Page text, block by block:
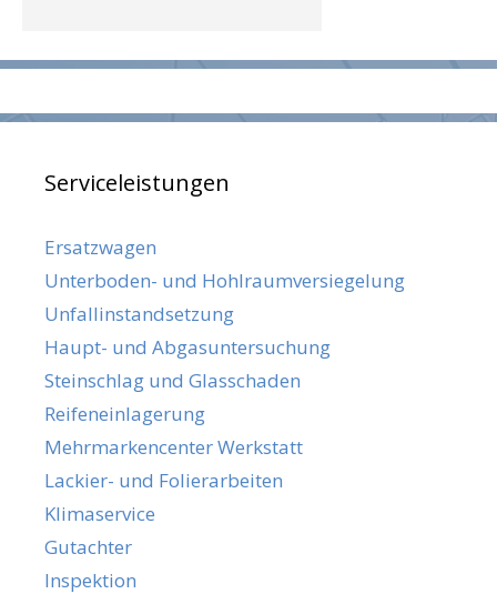
Serviceleistungen
Ersatzwagen
Unterboden- und Hohlraumversiegelung
Unfallinstandsetzung
Haupt- und Abgasuntersuchung
Steinschlag und Glasschaden
Reifeneinlagerung
Mehrmarkencenter Werkstatt
Lackier- und Folierarbeiten
Klimaservice
Gutachter
Inspektion